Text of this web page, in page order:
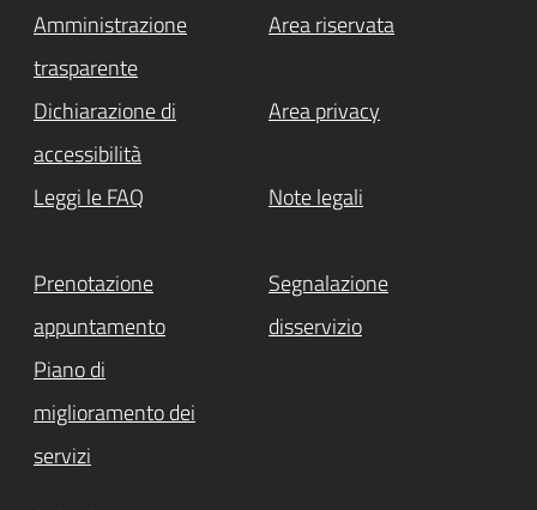
Amministrazione
trasparente
Area riservata
Dichiarazione di
accessibilità
Area privacy
Leggi le FAQ Note legali
Prenotazione
appuntamento
Segnalazione
disservizio
Piano di
miglioramento dei
servizi